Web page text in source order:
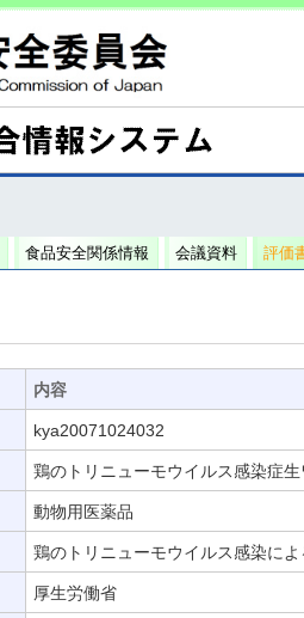
食品安全関係情報 会議資料 評価
内容
kya20071024032
鶏のトリニューモウイルス感染症生
動物用医薬品
鶏のトリニューモウイルス感染に
厚生労働省